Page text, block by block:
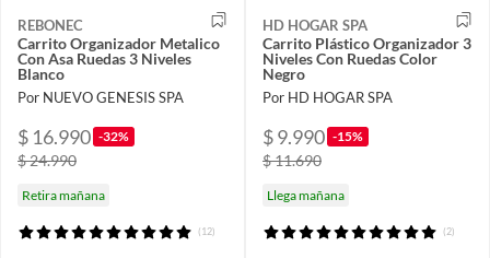
REBONEC
Carrito Organizador Metalico
Con Asa Ruedas 3 Niveles
Blanco
Por NUEVO GENESIS SPA
$ 16.990 -32%
$ 24.990
Retira mañana
(12)
HD HOGAR SPA
Carrito Plástico Organizador 3
Niveles Con Ruedas Color
Negro
Por HD HOGAR SPA
$ 9.990 -15%
$ 11.690
Llega mañana
(2)